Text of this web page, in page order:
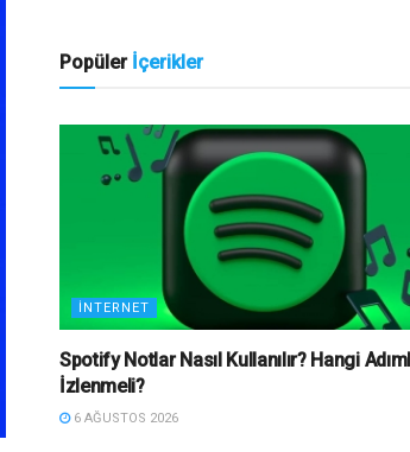
Popüler İçerikler
İNTERNET
Spotify Notlar Nasıl Kullanılır? Hangi
İzlenmeli?
6 AĞUSTOS 2026